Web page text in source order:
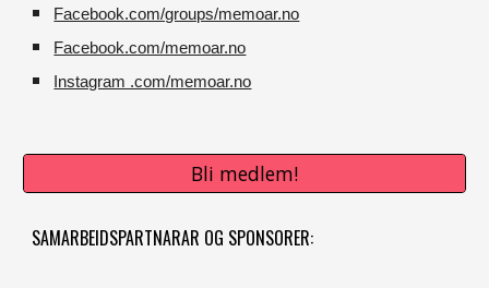
Facebook.com/groups/memoar.no
Facebook.com/memoar.no
Instagram .com/memoar.no
Bli medlem!
SAMARBEIDSPARTNARAR OG SPONSORER: